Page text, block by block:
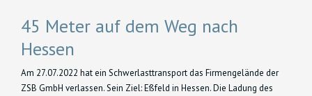
45 Meter auf dem Weg nach
Hessen
Am 27.07.2022 hat ein Schwerlasttransport das Firmengelände der
ZSB GmbH verlassen. Sein Ziel: Eßfeld in Hessen. Die Ladung des